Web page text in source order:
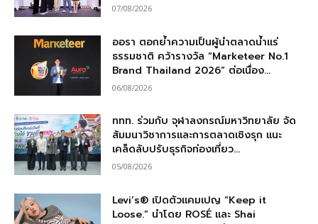
07/08/2026
ออรา ตอกย้ำความเป็นผู้นำตลาดน้ำแร่
ธรรมชาติ คว้ารางวัล “Marketeer No.1
Brand Thailand 2026” ต่อเนื่อง...
06/08/2026
ททท. ร่วมกับ จุฬาลงกรณ์มหาวิทยาลัย จัด
สัมมนาวิชาการและการตลาดเชิงรุก แนะ
เคล็ดลับปรับธุรกิจท่องเที่ยว...
05/08/2026
Levi’s® เปิดตัวแคมเปญ “Keep it
Loose.” นำโดย ROSÉ และ Shai